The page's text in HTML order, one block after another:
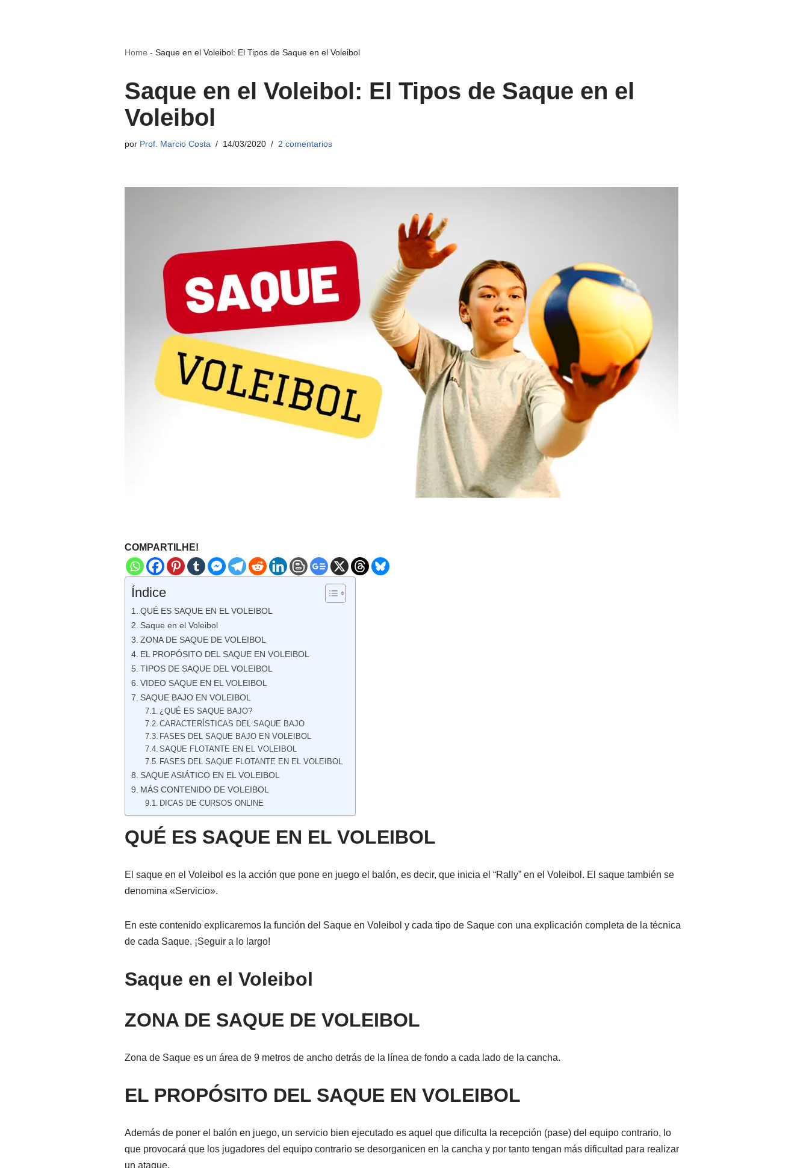
Home - Saque en el Voleibol: El Tipos de Saque en el Voleibol
Saque en el Voleibol: El Tipos de Saque en el
Voleibol
por Prof. Marcio Costa 14/03/2020 2 comentarios
COMPARTILHE!
Índice
QUÉ ES SAQUE EN EL VOLEIBOL
Saque en el Voleibol
ZONA DE SAQUE DE VOLEIBOL
EL PROPÓSITO DEL SAQUE EN VOLEIBOL
TIPOS DE SAQUE DEL VOLEIBOL
VIDEO SAQUE EN EL VOLEIBOL
SAQUE BAJO EN VOLEIBOL
¿QUÉ ES SAQUE BAJO?
CARACTERÍSTICAS DEL SAQUE BAJO
FASES DEL SAQUE BAJO EN VOLEIBOL
SAQUE FLOTANTE EN EL VOLEIBOL
FASES DEL SAQUE FLOTANTE EN EL VOLEIBOL
SAQUE ASIÁTICO EN EL VOLEIBOL
MÁS CONTENIDO DE VOLEIBOL
DICAS DE CURSOS ONLINE
QUÉ ES SAQUE EN EL VOLEIBOL
El saque en el Voleibol es la acción que pone en juego el balón, es decir, que inicia el “Rally” en el Voleibol. El saque también se
denomina «Servicio».
En este contenido explicaremos la función del Saque en Voleibol y cada tipo de Saque con una explicación completa de la técnica
de cada Saque. ¡Seguir a lo largo!
Saque en el Voleibol
ZONA DE SAQUE DE VOLEIBOL
Zona de Saque es un área de 9 metros de ancho detrás de la línea de fondo a cada lado de la cancha.
EL PROPÓSITO DEL SAQUE EN VOLEIBOL
Además de poner el balón en juego, un servicio bien ejecutado es aquel que dificulta la recepción (pase) del equipo contrario, lo
que provocará que los jugadores del equipo contrario se desorganicen en la cancha y por tanto tengan más dificultad para realizar
un ataque.